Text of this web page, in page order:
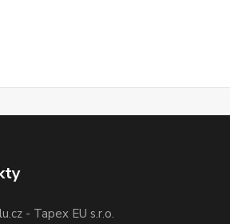
- Tapex EU s.r.o.